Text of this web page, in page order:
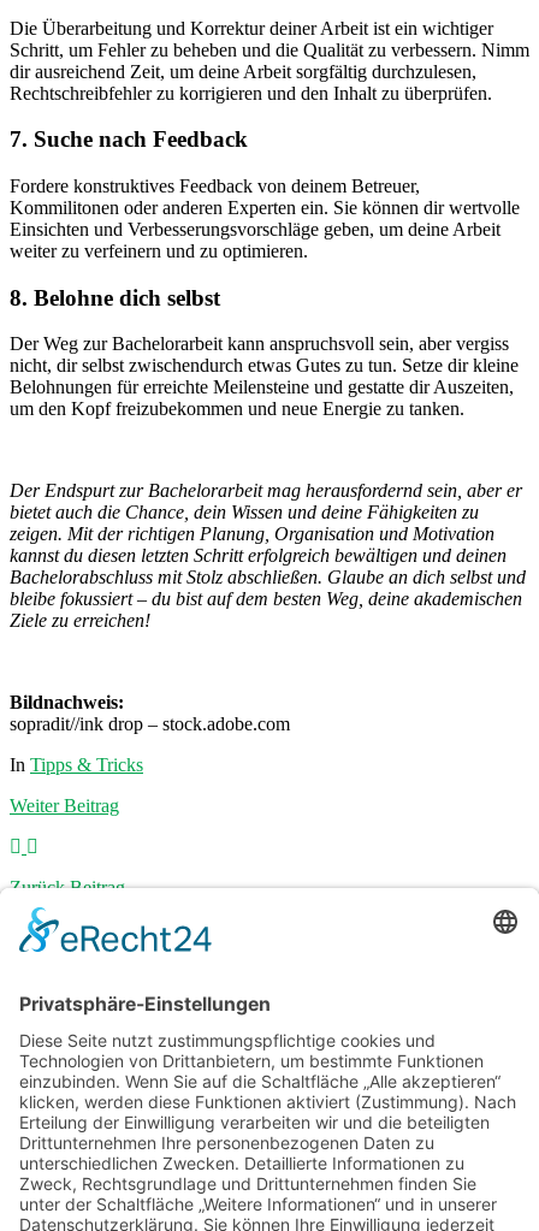
Die Überarbeitung und Korrektur deiner Arbeit ist ein wichtiger
Schritt, um Fehler zu beheben und die Qualität zu verbessern. Nimm
dir ausreichend Zeit, um deine Arbeit sorgfältig durchzulesen,
Rechtschreibfehler zu korrigieren und den Inhalt zu überprüfen.
7. Suche nach Feedback
Fordere konstruktives Feedback von deinem Betreuer,
Kommilitonen oder anderen Experten ein. Sie können dir wertvolle
Einsichten und Verbesserungsvorschläge geben, um deine Arbeit
weiter zu verfeinern und zu optimieren.
8. Belohne dich selbst
Der Weg zur Bachelorarbeit kann anspruchsvoll sein, aber vergiss
nicht, dir selbst zwischendurch etwas Gutes zu tun. Setze dir kleine
Belohnungen für erreichte Meilensteine und gestatte dir Auszeiten,
um den Kopf freizubekommen und neue Energie zu tanken.
Der Endspurt zur Bachelorarbeit mag herausfordernd sein, aber er
bietet auch die Chance, dein Wissen und deine Fähigkeiten zu
zeigen. Mit der richtigen Planung, Organisation und Motivation
kannst du diesen letzten Schritt erfolgreich bewältigen und deinen
Bachelorabschluss mit Stolz abschließen. Glaube an dich selbst und
bleibe fokussiert – du bist auf dem besten Weg, deine akademischen
Ziele zu erreichen!
Bildnachweis:
sopradit//ink drop – stock.adobe.com
In Tipps & Tricks
WeiterBeitrag
ZurückBeitrag
10:27
legen das Fundament für eine starke
Ernte?
8:52
Robuste Naturmaterialien: So hält Ihre
Terrasse jedem Wetter stand